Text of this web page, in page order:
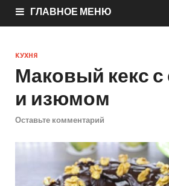
ГЛАВНОЕ МЕНЮ
КУХНЯ
Маковый кекс
и изюмом
Оставьте комментарий